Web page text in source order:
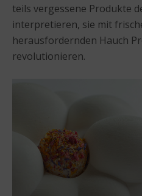
teils vergessene Produkte
interpretieren, sie mit
herausfordernden Hauch
revolutionieren.